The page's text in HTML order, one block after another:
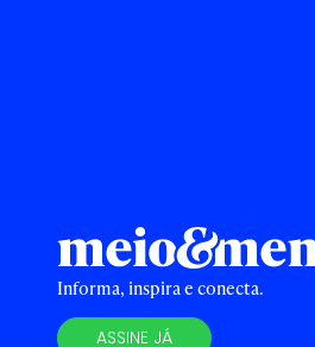
Informa, inspira e conecta.
ASSINE JÁ